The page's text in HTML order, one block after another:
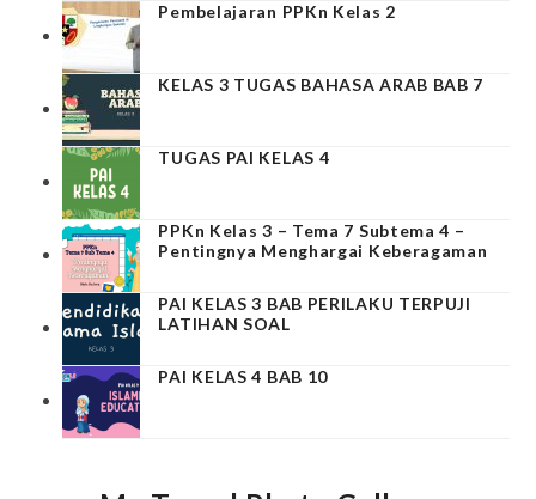
Pembelajaran PPKn Kelas 2
KELAS 3 TUGAS BAHASA ARAB BAB 7
TUGAS PAI KELAS 4
PPKn Kelas 3 – Tema 7 Subtema 4 –
Pentingnya Menghargai Keberagaman
PAI KELAS 3 BAB PERILAKU TERPUJI
LATIHAN SOAL
PAI KELAS 4 BAB 10